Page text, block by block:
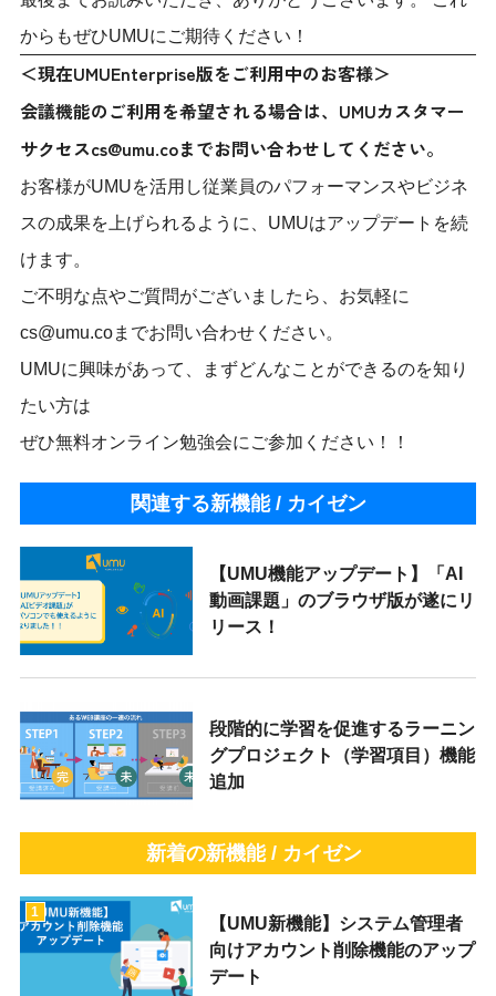
からもぜひUMUにご期待ください！
＜現在UMUEnterprise版をご利用中のお客様＞
会議機能のご利用を希望される場合は、UMUカスタマー
サクセスcs@umu.coまでお問い合わせしてください。
お客様がUMUを活用し従業員のパフォーマンスやビジネ
スの成果を上げられるように、UMUはアップデートを続
けます。
ご不明な点やご質問がございましたら、お気軽に
cs@umu.coまでお問い合わせください。
UMUに興味があって、まずどんなことができるのを知り
たい方は
ぜひ無料オンライン勉強会にご参加ください！！
関連する新機能 / カイゼン
【UMU機能アップデート】「AI
動画課題」のブラウザ版が遂にリ
リース！
段階的に学習を促進するラーニン
グプロジェクト（学習項目）機能
追加
新着の新機能 / カイゼン
1
【UMU新機能】システム管理者
向けアカウント削除機能のアップ
デート